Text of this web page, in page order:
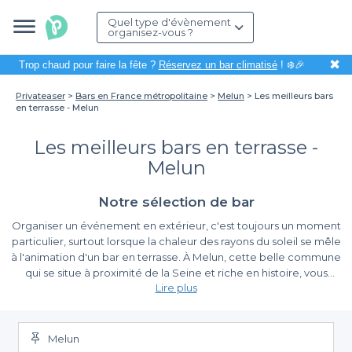
Quel type d'évènement
organisez-vous ?
Trop chaud pour faire la fête ? Réservez un bar climatisé! ❄️🎉 ✖
Privateaser Bars en France métropolitaine Melun
Les meilleurs bars
en terrasse - Melun
Les meilleurs bars en terrasse -
Melun
Notre sélection de bar
Organiser un événement en extérieur, c'est toujours un moment
particulier, surtout lorsque la chaleur des rayons du soleil se mêle
à l'animation d'un bar en terrasse. À Melun, cette belle commune
qui se situe à proximité de la Seine et riche en histoire, vous
trouverez une sélection de terrasses où vous pourrez profiter de
Que ce soit pour un afterwork, un anniversaire ou simplement un
moment de convivialité entre amis, les bars en terrasse de Melun
Profitez d'une diversité d'offres
En utilisant Privateaser, nous vous simplifions la recherche d'un
Lire plus
Melun